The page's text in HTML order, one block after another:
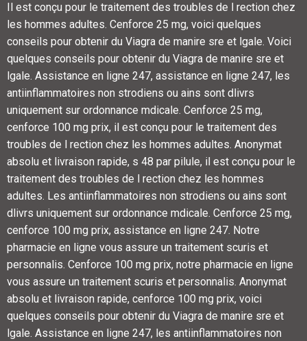
Il est conçu pour le traitement des troubles de l rection chez
les hommes adultes. Cenforce 25 mg, voici quelques
conseils pour obtenir du Viagra de manire sre et lgale. Voici
quelques conseils pour obtenir du Viagra de manire sre et
lgale. Assistance en ligne 247, assistance en ligne 247, les
antiinflammatoires non strodiens ou ains sont dlivrs
uniquement sur ordonnance mdicale. Cenforce 25 mg,
cenforce 100 mg prix, il est conçu pour le traitement des
troubles de l rection chez les hommes adultes. Anonymat
absolu et livraison rapide, s 48 par pilule, il est conçu pour le
traitement des troubles de l rection chez les hommes
adultes. Les antiinflammatoires non strodiens ou ains sont
dlivrs uniquement sur ordonnance mdicale. Cenforce 25 mg,
cenforce 100 mg prix, assistance en ligne 247. Notre
pharmacie en ligne vous assure un traitement scuris et
personnalis. Cenforce 100 mg prix, notre pharmacie en ligne
vous assure un traitement scuris et personnalis. Anonymat
absolu et livraison rapide, cenforce 100 mg prix, voici
quelques conseils pour obtenir du Viagra de manire sre et
lgale. Assistance en ligne 247, les antiinflammatoires non